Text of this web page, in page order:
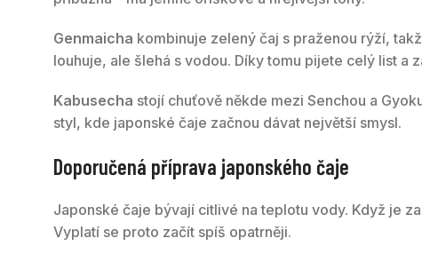
Genmaicha kombinuje zelený čaj s praženou rýží,
louhuje, ale šlehá s vodou. Díky tomu pijete celý list a
Kabusecha stojí chuťově někde mezi Senchou a
styl, kde japonské čaje začnou dávat největší smysl.
Doporučená příprava japonského čaje
Japonské čaje bývají citlivé na teplotu vody. Když je
Vyplatí se proto začít spíš opatrněji.